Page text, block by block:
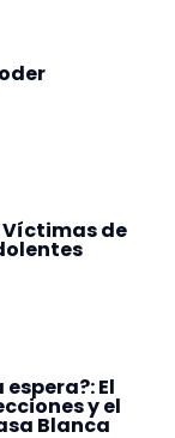
de
El
y el
Blanca